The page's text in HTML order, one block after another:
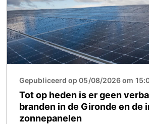
Gepubliceerd op 05/08/2026 om
Tot op heden is er geen
branden in de Gironde en de
zonnepanelen